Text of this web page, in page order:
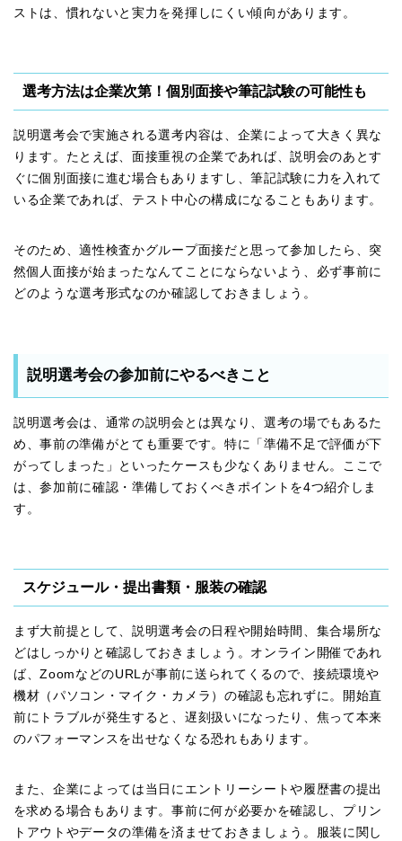
ストは、慣れないと実力を発揮しにくい傾向があります。
選考方法は企業次第！個別面接や筆記試験の可能性も
説明選考会で実施される選考内容は、企業によって大きく異な
ります。たとえば、面接重視の企業であれば、説明会のあとす
ぐに個別面接に進む場合もありますし、筆記試験に力を入れて
いる企業であれば、テスト中心の構成になることもあります。
そのため、適性検査かグループ面接だと思って参加したら、突
然個人面接が始まったなんてことにならないよう、必ず事前に
どのような選考形式なのか確認しておきましょう。
説明選考会の参加前にやるべきこと
説明選考会は、通常の説明会とは異なり、選考の場でもあるた
め、事前の準備がとても重要です。特に「準備不足で評価が下
がってしまった」といったケースも少なくありません。ここで
は、参加前に確認・準備しておくべきポイントを4つ紹介しま
す。
スケジュール・提出書類・服装の確認
まず大前提として、説明選考会の日程や開始時間、集合場所な
どはしっかりと確認しておきましょう。オンライン開催であれ
ば、ZoomなどのURLが事前に送られてくるので、接続環境や
機材（パソコン・マイク・カメラ）の確認も忘れずに。開始直
前にトラブルが発生すると、遅刻扱いになったり、焦って本来
のパフォーマンスを出せなくなる恐れもあります。
また、企業によっては当日にエントリーシートや履歴書の提出
を求める場合もあります。事前に何が必要かを確認し、プリン
トアウトやデータの準備を済ませておきましょう。服装に関し